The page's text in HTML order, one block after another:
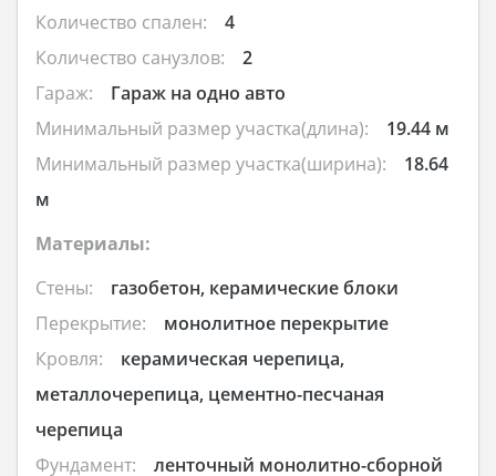
Количество спален:
4
Количество санузлов:
2
Гараж:
Гараж на одно авто
Минимальный размер участка(длина):
19.44 м
Минимальный размер участка(ширина):
18.64
м
Материалы:
Стены:
газобетон, керамические блоки
Перекрытие:
монолитное перекрытие
Кровля:
керамическая черепица,
металлочерепица, цементно-песчаная
черепица
Фундамент:
ленточный монолитно-сборной